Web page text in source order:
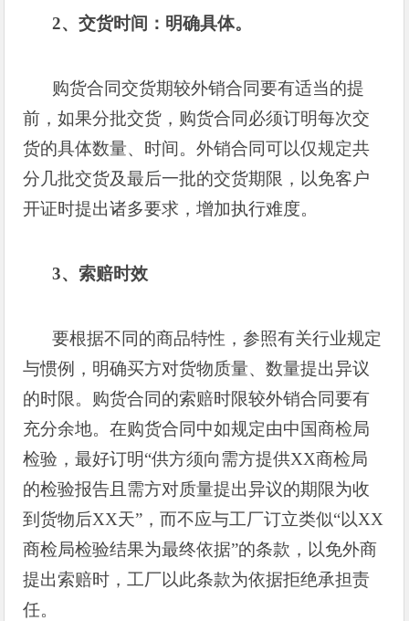
2、交货时间：明确具体。
购货合同交货期较外销合同要有适当的提
前，如果分批交货，购货合同必须订明每次交
货的具体数量、时间。外销合同可以仅规定共
分几批交货及最后一批的交货期限，以免客户
开证时提出诸多要求，增加执行难度。
3、索赔时效
要根据不同的商品特性，参照有关行业规定
与惯例，明确买方对货物质量、数量提出异议
的时限。购货合同的索赔时限较外销合同要有
充分余地。在购货合同中如规定由中国商检局
检验，最好订明“供方须向需方提供XX商检局
的检验报告且需方对质量提出异议的期限为收
到货物后XX天”，而不应与工厂订立类似“以XX
商检局检验结果为最终依据”的条款，以免外商
提出索赔时，工厂以此条款为依据拒绝承担责
任。